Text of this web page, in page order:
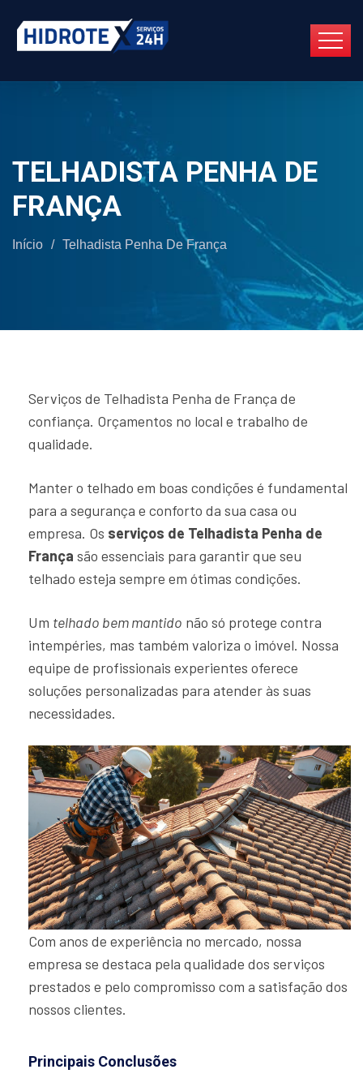
TELHADISTA PENHA DE
FRANÇA
Início / Telhadista Penha De França
Serviços de Telhadista Penha de França de
confiança. Orçamentos no local e trabalho de
qualidade.
Manter o telhado em boas condições é fundamental
para a segurança e conforto da sua casa ou
empresa. Os serviços de Telhadista Penha de
França são essenciais para garantir que seu
telhado esteja sempre em ótimas condições.
Um telhado bem mantido não só protege contra
intempéries, mas também valoriza o imóvel. Nossa
equipe de profissionais experientes oferece
soluções personalizadas para atender às suas
necessidades.
Com anos de experiência no mercado, nossa
empresa se destaca pela qualidade dos serviços
prestados e pelo compromisso com a satisfação dos
nossos clientes.
Principais Conclusões